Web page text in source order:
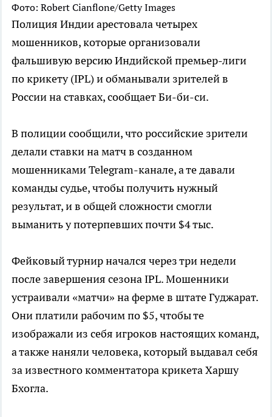
Фото: Robert Cianflone/Getty Images
Полиция Индии арестовала четырех
мошенников, которые организовали
фальшивую версию Индийской премьер-лиги
по крикету (IPL) и обманывали зрителей в
России на ставках, сообщает Би-би-си.
В полиции сообщили, что российские зрители
делали ставки на матч в созданном
мошенниками Telegram-канале, а те давали
команды судье, чтобы получить нужный
результат, и в общей сложности смогли
выманить у потерпевших почти $4 тыс.
Фейковый турнир начался через три недели
после завершения сезона IPL. Мошенники
устраивали «матчи» на ферме в штате Гуджарат.
Они платили рабочим по $5, чтобы те
изображали из себя игроков настоящих команд,
а также наняли человека, который выдавал себя
за известного комментатора крикета Харшу
Бхогла.